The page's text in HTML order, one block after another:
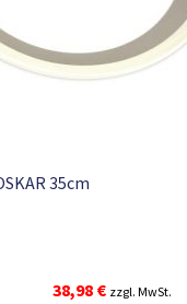
35cm
Ursprünglicher
38,98 €Aktueller
zzgl. MwSt.